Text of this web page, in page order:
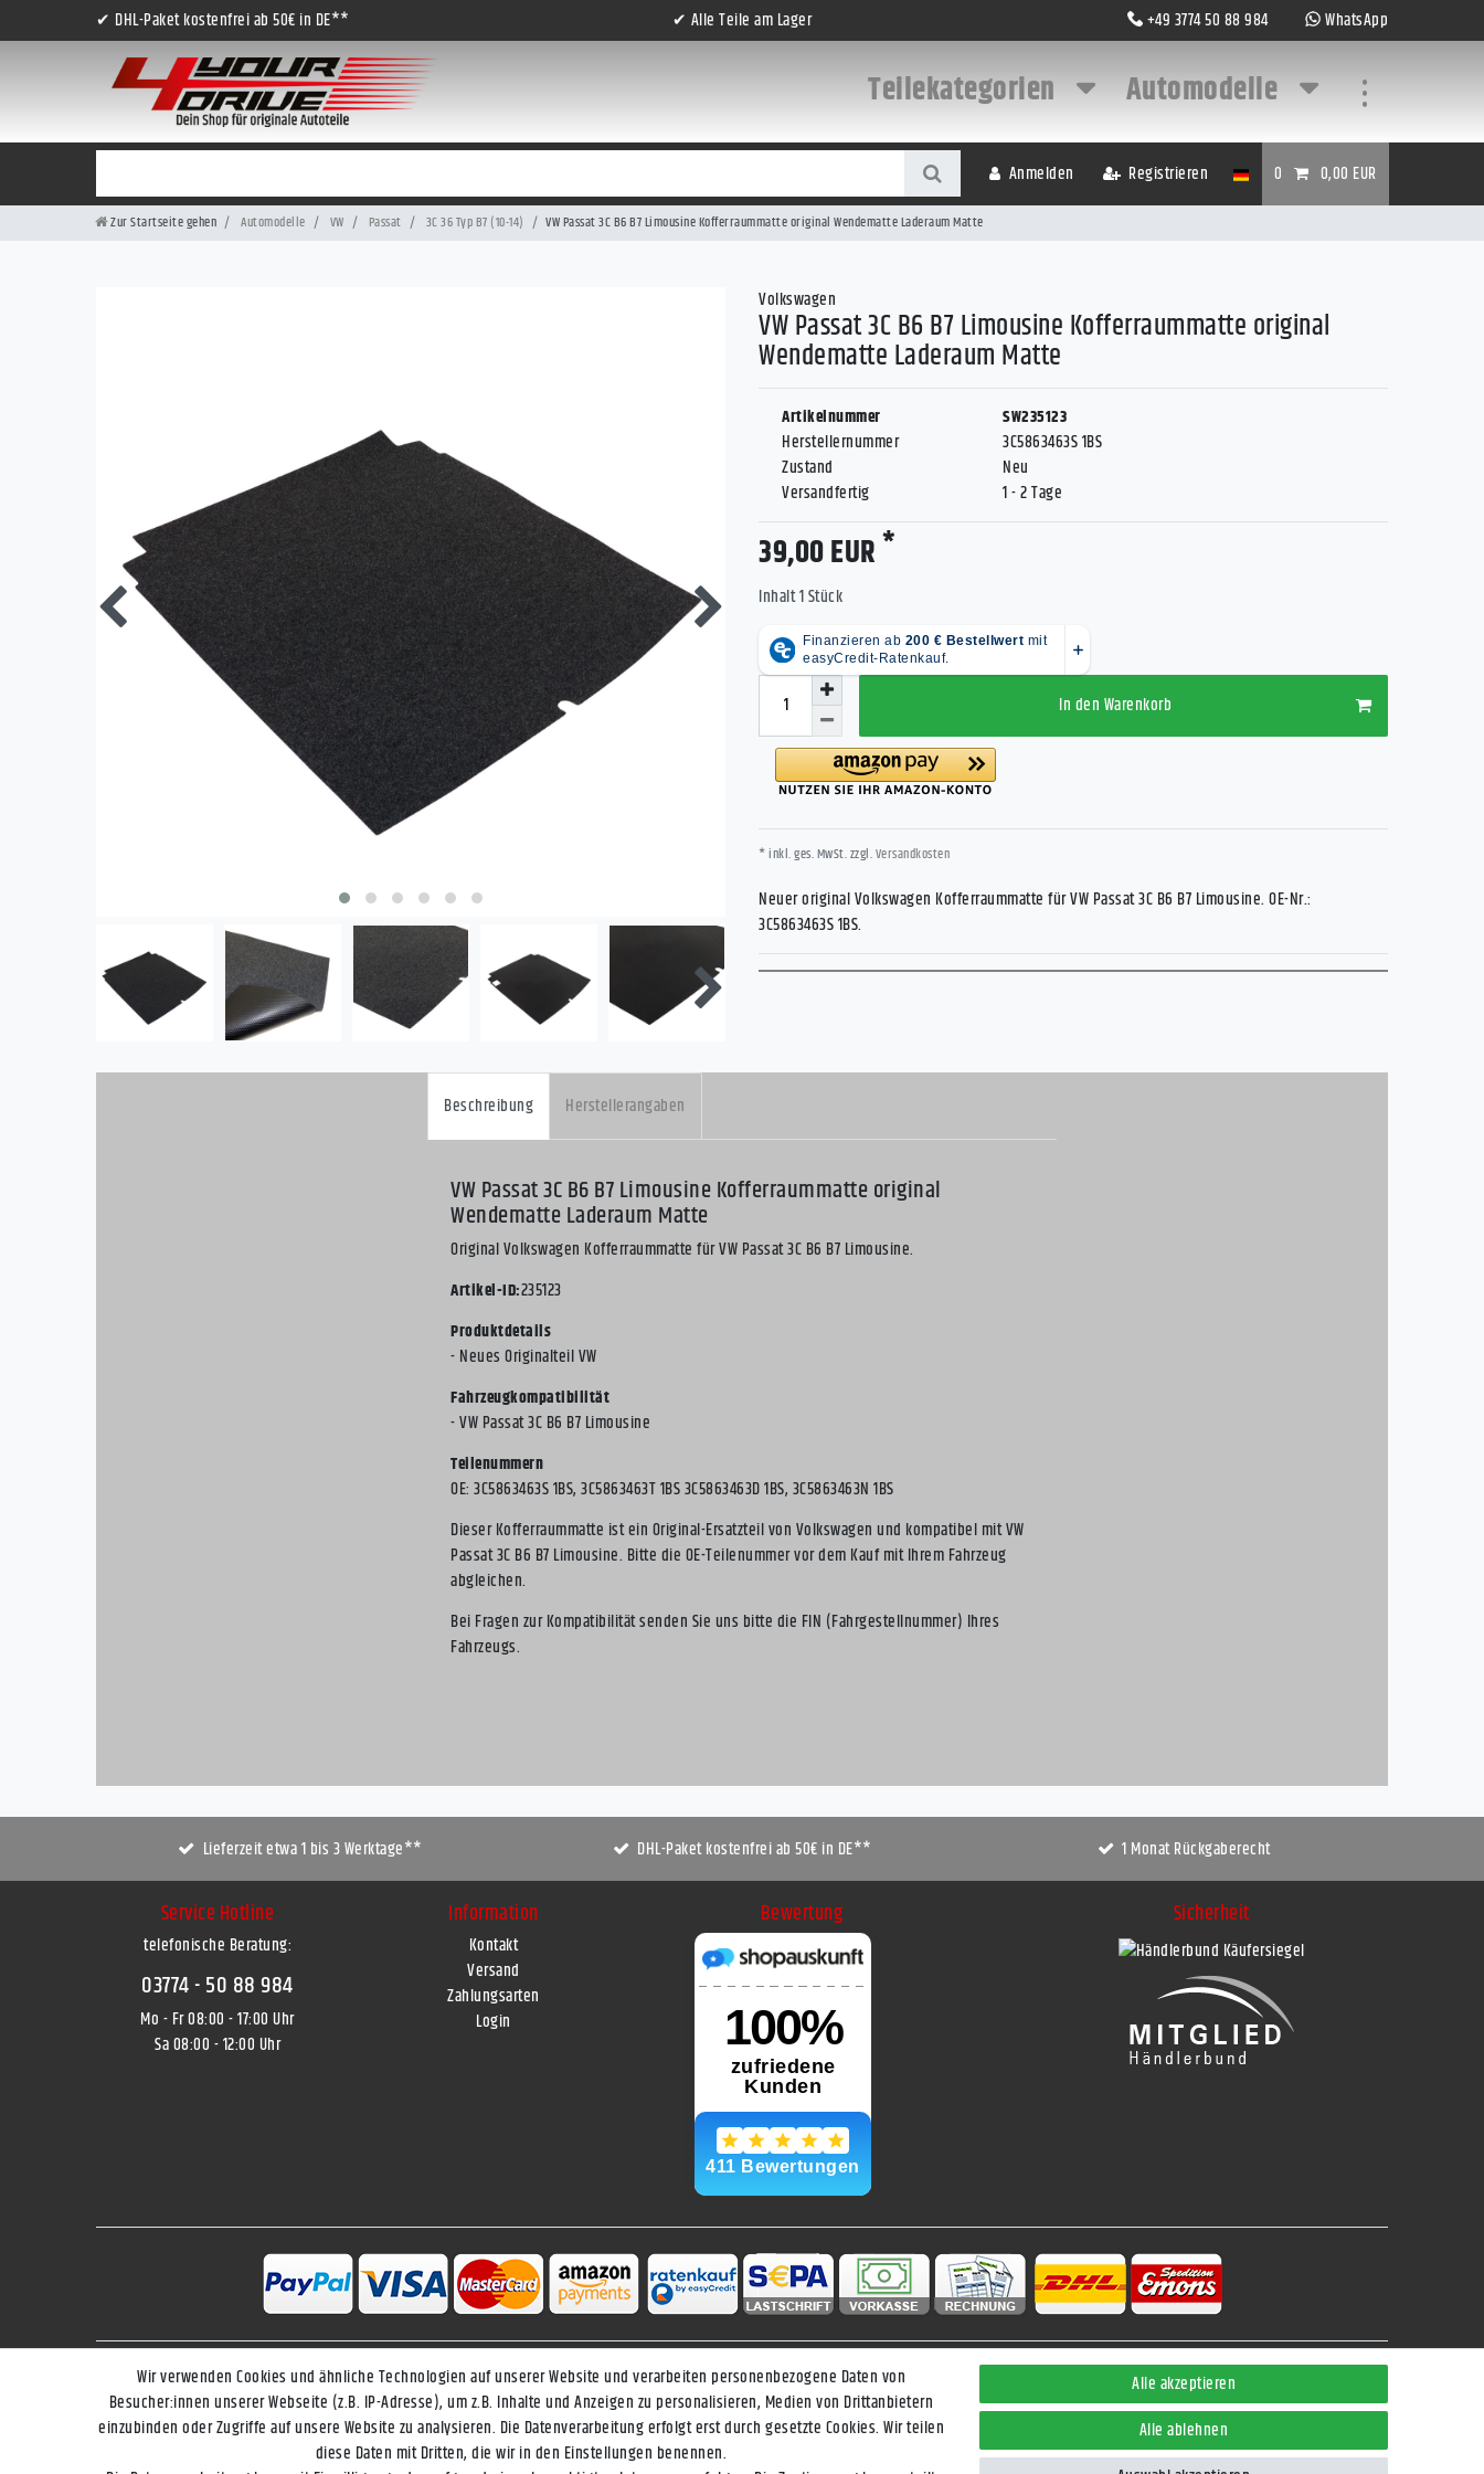
✔ DHL-Paket kostenfrei ab 50€ in DE** ✔ Alle Teile am Lager +49 3774 50 88 984 WhatsApp
Teilekategorien Automodelle ...
Anmelden Registrieren 0 0,00 EUR
Zur Startseite gehen Automodelle VW Passat 3C 36 Typ B7 (10-14) VW Passat 3C B6 B7 Limousine Kofferraummatte original Wendematte Laderaum Matte
Volkswagen
VW Passat 3C B6 B7 Limousine Kofferraummatte original
Wendematte Laderaum Matte
Artikelnummer
Herstellernummer
Zustand
Versandfertig
SW235123
3C5863463S 1BS
Neu
1 - 2 Tage
39,00 EUR *
Inhalt1Stück
In den Warenkorb
* inkl. ges. MwSt. zzgl.Versandkosten
Neuer original Volkswagen Kofferraummatte für VW Passat 3C B6 B7 Limousine. OE-Nr.:
3C5863463S 1BS.
Beschreibung Herstellerangaben
VW Passat 3C B6 B7 Limousine Kofferraummatte original
Wendematte Laderaum Matte
Original Volkswagen Kofferraummatte für VW Passat 3C B6 B7 Limousine.
Artikel-ID:235123
Produktdetails
- Neues Originalteil VW
Fahrzeugkompatibilität
- VW Passat 3C B6 B7 Limousine
Teilenummern
OE: 3C5863463S 1BS, 3C5863463T 1BS 3C5863463D 1BS, 3C5863463N 1BS
Dieser Kofferraummatte ist ein Original-Ersatzteil von Volkswagen und kompatibel mit VW
Passat 3C B6 B7 Limousine. Bitte die OE-Teilenummer vor dem Kauf mit Ihrem Fahrzeug
abgleichen.
Bei Fragen zur Kompatibilität senden Sie uns bitte die FIN (Fahrgestellnummer) Ihres
Fahrzeugs.
Lieferzeit etwa 1 bis 3 Werktage** DHL-Paket kostenfrei ab 50€ in DE** 1 Monat Rückgaberecht
Service Hotline
telefonische Beratung:
03774 - 50 88 984
Mo - Fr 08:00 - 17:00 Uhr
Sa 08:00 - 12:00 Uhr
Information
Kontakt
Versand
Zahlungsarten
Login
Bewertung Sicherheit
Impressum Daten­schutz­erklärung AGB Widerrufs­recht Vertrag widerrufen
Wir verwenden Cookies und ähnliche Technologien auf unserer Website und verarbeiten personenbezogene Daten von
Besucher:innen unserer Webseite (z.B. IP-Adresse), um z.B. Inhalte und Anzeigen zu personalisieren, Medien von Drittanbietern
einzubinden oder Zugriffe auf unsere Website zu analysieren. Die Datenverarbeitung erfolgt erst durch gesetzte Cookies. Wir teilen
diese Daten mit Dritten, die wir in den Einstellungen benennen.
Alle akzeptieren
Alle ablehnen